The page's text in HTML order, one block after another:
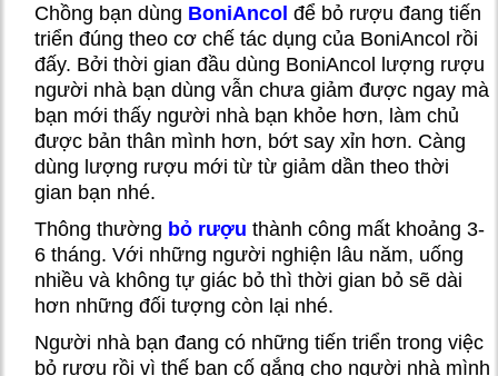
Chồng bạn dùng BoniAncol để bỏ rượu đang tiến
triển đúng theo cơ chế tác dụng của BoniAncol rồi
đấy. Bởi thời gian đầu dùng BoniAncol lượng rượu
người nhà bạn dùng vẫn chưa giảm được ngay mà
bạn mới thấy người nhà bạn khỏe hơn, làm chủ
được bản thân mình hơn, bớt say xỉn hơn. Càng
dùng lượng rượu mới từ từ giảm dần theo thời
gian bạn nhé.
Thông thường bỏ rượu thành công mất khoảng 3-
6 tháng. Với những người nghiện lâu năm, uống
nhiều và không tự giác bỏ thì thời gian bỏ sẽ dài
hơn những đối tượng còn lại nhé.
Người nhà bạn đang có những tiến triển trong việc
bỏ rượu rồi vì thế bạn cố gắng cho người nhà mình